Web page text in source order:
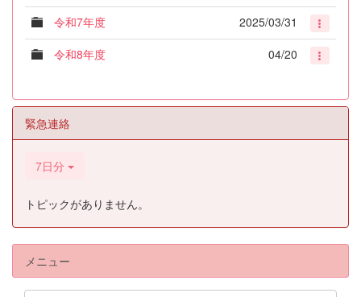
令和7年度
2025/03/31
令和8年度
04/20
緊急連絡
7日分
トピックがありません。
メニュー